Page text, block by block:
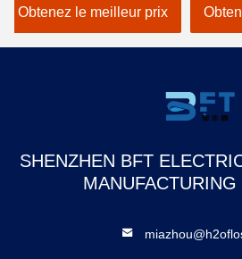
personnalisé Floss d'eau
dentaire 12 buses 800ml
réservoir d'eau
Obtenez le meilleur prix
avec
SHENZHEN BFT
MANUFACTURING